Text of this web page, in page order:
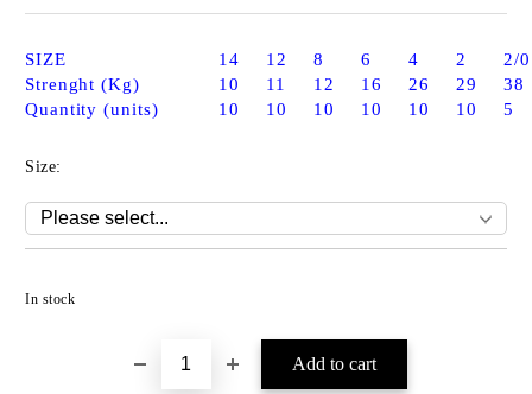
SIZE 14 12 8 6 4 2
2/0
Strenght (Kg)
10 11 12 16 26 29
38
Quantity (units)
10 10 10 10 10 10 5
Size:
In stock